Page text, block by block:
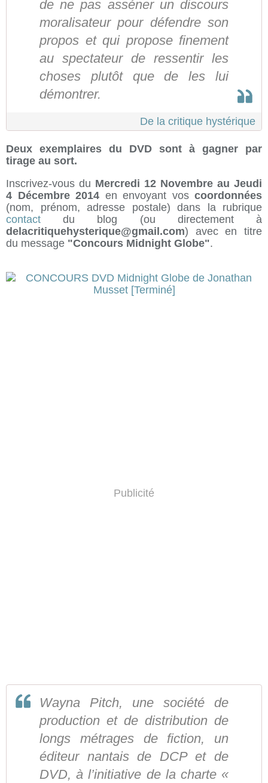
de ne pas asséner un discours
moralisateur pour défendre son
propos et qui propose finement
au spectateur de ressentir les
choses plutôt que de les lui
démontrer.
De la critique hystérique
Deux exemplaires du DVD sont à gagner par
tirage au sort.
Inscrivez-vous du Mercredi 12 Novembre au Jeudi
4 Décembre 2014 en envoyant vos coordonnées
(nom, prénom, adresse postale) dans la rubrique
contact du blog (ou directement à
delacritiquehysterique@gmail.com) avec en titre
du message "Concours Midnight Globe".
Publicité
Wayna Pitch, une société de
production et de distribution de
longs métrages de fiction, un
éditeur nantais de DCP et de
DVD, à l’initiative de la charte «